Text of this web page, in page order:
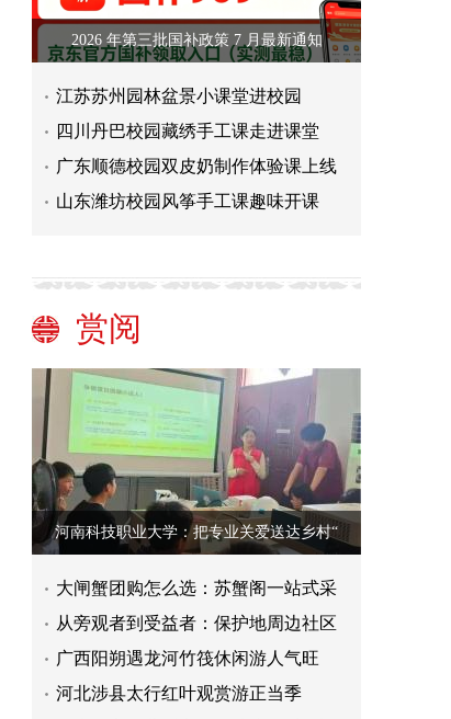
2026 年第三批国补政策 7 月最新通知
江苏苏州园林盆景小课堂进校园
四川丹巴校园藏绣手工课走进课堂
广东顺德校园双皮奶制作体验课上线
山东潍坊校园风筝手工课趣味开课
赏阅
河南科技职业大学：把专业关爱送达乡村“
大闸蟹团购怎么选：苏蟹阁一站式采
从旁观者到受益者：保护地周边社区
广西阳朔遇龙河竹筏休闲游人气旺
河北涉县太行红叶观赏游正当季